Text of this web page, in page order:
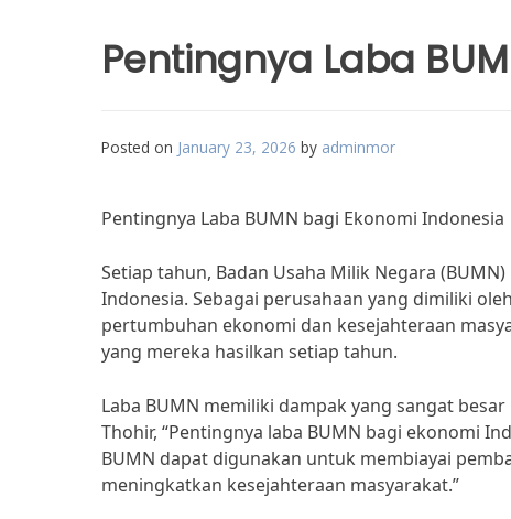
Pentingnya Laba
Posted on January 23, 2026 by adminmor
Pentingnya Laba BUMN bagi Ekonomi Indonesia
Setiap tahun, Badan Usaha Milik Negara
Indonesia. Sebagai perusahaan yang dimiliki
pertumbuhan ekonomi dan kesejahteraan
yang mereka hasilkan setiap tahun.
Laba BUMN memiliki dampak yang sangat
Thohir, “Pentingnya laba BUMN bagi ekonomi
BUMN dapat digunakan untuk membiayai
meningkatkan kesejahteraan masyarakat.”